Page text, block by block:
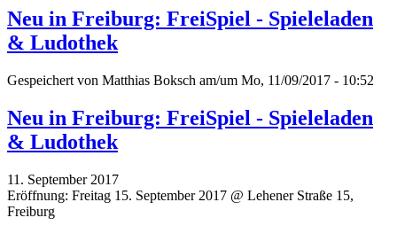
Neu in Freiburg: FreiSpiel - Spieleladen
& Ludothek
Gespeichert von Matthias Boksch am/um Mo, 11/09/2017 - 10:52
Neu in Freiburg: FreiSpiel - Spieleladen
& Ludothek
11. September 2017
Eröffnung: Freitag 15. September 2017 @ Lehener Straße 15,
Freiburg